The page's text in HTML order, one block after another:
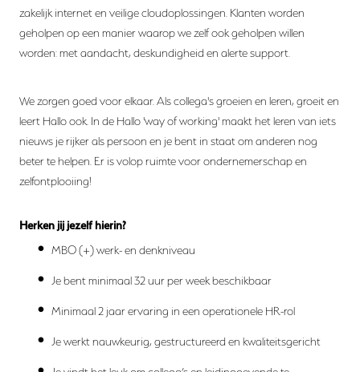
zakelijk internet en veilige cloudoplossingen. Klanten worden
geholpen op een manier waarop we zelf ook geholpen willen
worden: met aandacht, deskundigheid en alerte support.
We zorgen goed voor elkaar. Als collega's groeien en leren, groeit en
leert Hallo ook. In de Hallo 'way of working' maakt het leren van iets
nieuws je rijker als persoon en je bent in staat om anderen nog
beter te helpen. Er is volop ruimte voor ondernemerschap en
zelfontplooiing!
Herken jij jezelf hierin?
MBO (+) werk- en denkniveau
Je bent minimaal 32 uur per week beschikbaar
Minimaal 2 jaar ervaring in een operationele HR-rol
Je werkt nauwkeurig, gestructureerd en kwaliteitsgericht